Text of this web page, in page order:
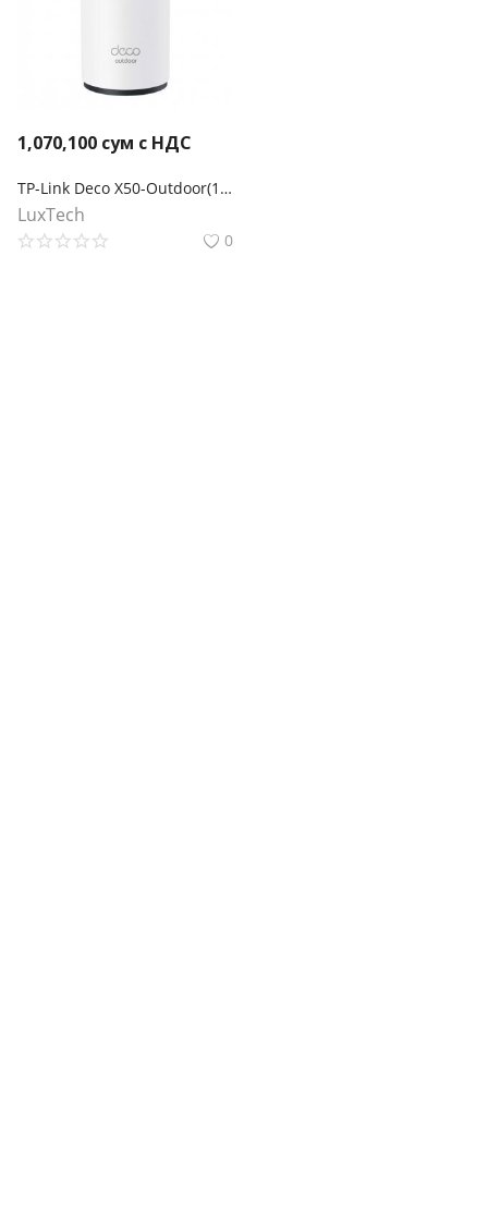
1,070,100 сум с НДС
TP-Link Deco X50-Outdoor(1-pack) Mesh-модуль AX3000 для улицы и помещений
LuxTech
0